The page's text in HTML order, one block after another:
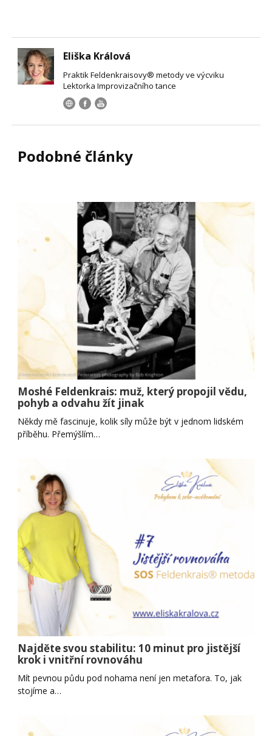
Eliška Králová
Praktik Feldenkraisovy® metody ve výcviku
Lektorka Improvizačního tance
Podobné články
Moshé Feldenkrais: muž, který propojil vědu,
pohyb a odvahu žít jinak
Někdy mě fascinuje, kolik síly může být v jednom lidském
příběhu. Přemýšlím…
Najděte svou stabilitu: 10 minut pro jistější
krok i vnitřní rovnováhu
Mít pevnou půdu pod nohama není jen metafora. To, jak
stojíme a…